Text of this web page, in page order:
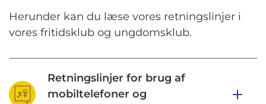
Herunder kan du læse vores retningslinjer i
vores fritidsklub og ungdomsklub.
Retningslinjer for brug af
mobiltelefoner og